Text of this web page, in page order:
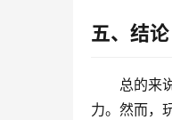
五、结论
总的来
力。然而，